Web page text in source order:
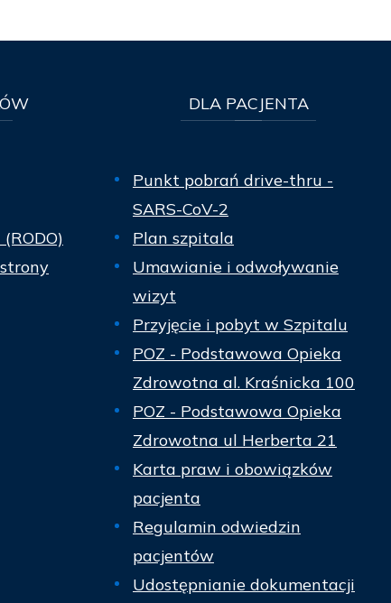
DLAPACJENTA
Punkt pobrań drive-thru -
SARS-CoV-2
Plan szpitala
Umawianie i odwoływanie
wizyt
Przyjęcie i pobyt w Szpitalu
POZ - Podstawowa Opieka
Zdrowotna al. Kraśnicka 100
POZ - Podstawowa Opieka
Zdrowotna ul Herberta 21
Karta praw i obowiązków
pacjenta
Regulamin odwiedzin
pacjentów
Udostępnianie dokumentacji